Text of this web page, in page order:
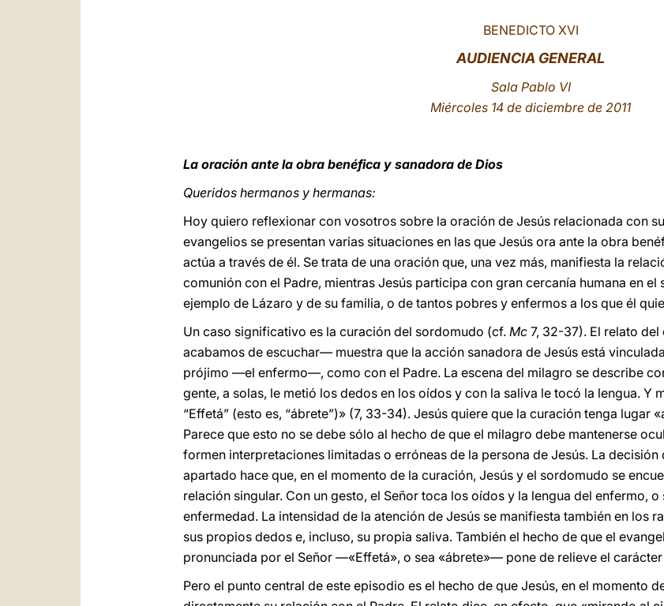
BENEDICTO XVI
AUDIENCIA GENERAL
Sala Pablo VI
Miércoles 14 de diciembre de 2011
La oración ante la obra benéfica y sanadora de Dios
Queridos hermanos y hermanas:
Hoy quiero reflexionar con vosotros sobre la oración de Jesús relacionada con
evangelios se presentan varias situaciones en las que Jesús ora ante la obra
actúa a través de él. Se trata de una oración que, una vez más, manifiesta la
comunión con el Padre, mientras Jesús participa con gran cercanía humana en
ejemplo de Lázaro y de su familia, o de tantos pobres y enfermos a los que él
Un caso significativo es la curación del sordomudo (cf. Mc 7, 32-37). El relato
acabamos de escuchar— muestra que la acción sanadora de Jesús está
prójimo —el enfermo—, como con el Padre. La escena del milagro se describe
gente, a solas, le metió los dedos en los oídos y con la saliva le tocó la lengua. Y
“Effetá” (esto es, “ábrete”)» (7, 33-34). Jesús quiere que la curación tenga lugar
Parece que esto no se debe sólo al hecho de que el milagro debe mantenerse
formen interpretaciones limitadas o erróneas de la persona de Jesús. La
apartado hace que, en el momento de la curación, Jesús y el sordomudo se
relación singular. Con un gesto, el Señor toca los oídos y la lengua del enfermo,
enfermedad. La intensidad de la atención de Jesús se manifiesta también en los
sus propios dedos e, incluso, su propia saliva. También el hecho de que el
pronunciada por el Señor —«Effetá», o sea «ábrete»— pone de relieve el
Pero el punto central de este episodio es el hecho de que Jesús, en el momento